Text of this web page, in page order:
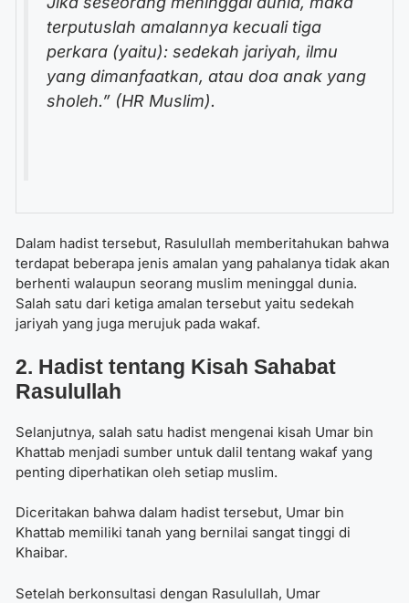
terputuslah amalannya kecuali tiga
perkara (yaitu): sedekah jariyah, ilmu
yang dimanfaatkan, atau doa anak yang
sholeh.” (HR Muslim).
Dalam hadist tersebut, Rasulullah memberitahukan bahwa
terdapat beberapa jenis amalan yang pahalanya tidak akan
berhenti walaupun seorang muslim meninggal dunia.
Salah satu dari ketiga amalan tersebut yaitu sedekah
jariyah yang juga merujuk pada wakaf.
2. Hadist tentang Kisah Sahabat
Rasulullah
Selanjutnya, salah satu hadist mengenai kisah Umar bin
Khattab menjadi sumber untuk dalil tentang wakaf yang
penting diperhatikan oleh setiap muslim.
Diceritakan bahwa dalam hadist tersebut, Umar bin
Khattab memiliki tanah yang bernilai sangat tinggi di
Khaibar.
Setelah berkonsultasi dengan Rasulullah, Umar